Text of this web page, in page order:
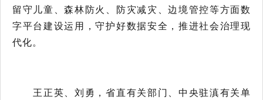
留守儿童、森林防火、防灾减灾、边境管控等方面数
字平台建设运用，守护好数据安全，推进社会治理现
代化。
王正英、刘勇，省直有关部门、中央驻滇有关单